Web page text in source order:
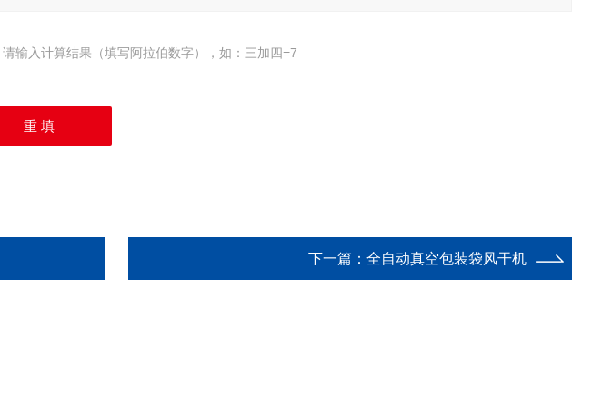
请输入计算结果（填写阿拉伯数字），如：三加四=7
下一篇： 全自动真空包装袋风干机